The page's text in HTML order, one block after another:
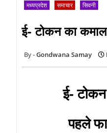
मध्यप्रदेश समाचार सिवनी
ई- टोकन का
Gondwana Samay
ई-
पहले